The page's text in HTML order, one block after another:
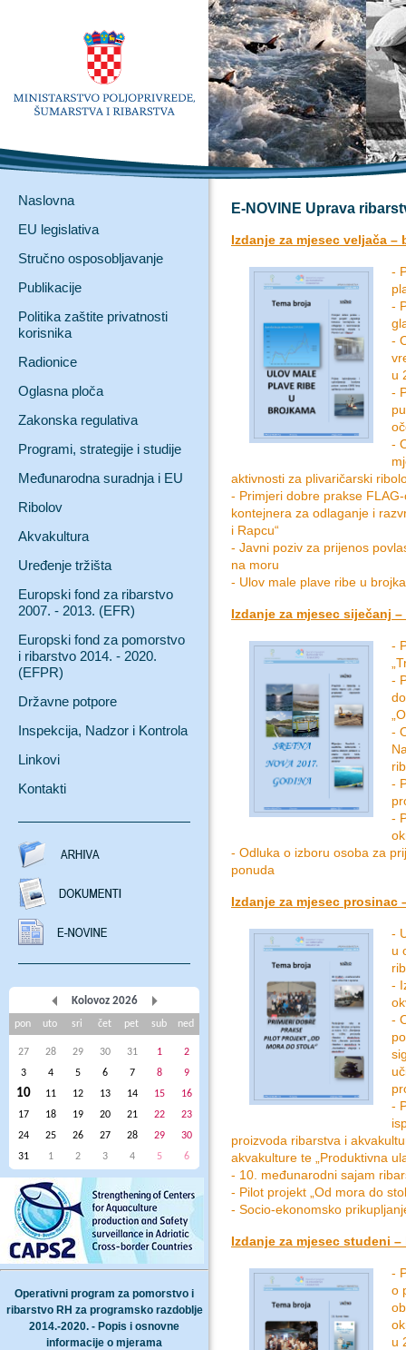
Naslovna
EU legislativa
Stručno osposobljavanje
Publikacije
Politika zaštite privatnosti
korisnika
Radionice
Oglasna ploča
Zakonska regulativa
Programi, strategije i studije
Međunarodna suradnja i EU
Ribolov
Akvakultura
Uređenje tržišta
Europski fond za ribarstvo
2007. - 2013. (EFR)
Europski fond za pomorstvo
i ribarstvo 2014. - 2020.
(EFPR)
Državne potpore
Inspekcija, Nadzor i Kontrola
Linkovi
Kontakti
Kolovoz 2026
pon uto sri čet pet sub ned
27 28 29 30 31 1
2
3
4 5 6 7 8 9
10 11 12 13 14 15
16
17
18 19 20 21 22
23
24
25 26 27 28 29
30
31
1 2 3 4 5 6
Operativni program za pomorstvo i
ribarstvo RH za programsko razdoblje
2014.-2020. - Popis i osnovne
informacije o mjerama
E-NOVINE Uprava
Izdanje za mjesec veljača –
-
-
-
u
-
-
aktivnosti za plivaričarski
- Primjeri dobre prakse
kontejnera za odlaganje i
i Rapcu“
- Javni poziv za prijenos
na moru
- Ulov male plave ribe u
Izdanje za mjesec siječanj –
-
-
-
-
-
- Odluka o izboru osoba za
ponuda
Izdanje za mjesec prosinac
-
u
-
-
-
proizvoda ribarstva i
akvakulture te „Produktivna
- 10. međunarodni sajam
- Pilot projekt „Od mora do
- Socio-ekonomsko
Izdanje za mjesec studeni –
-
o
u